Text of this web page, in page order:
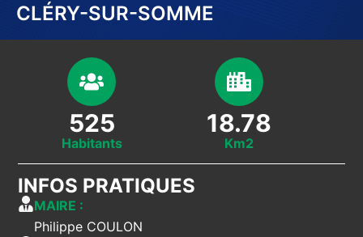
CLÉRY-SUR-SOMME
Habitants
525
Km2
18.78
INFOS PRATIQUES
MAIRE :
Philippe COULON